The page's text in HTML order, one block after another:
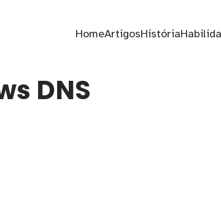
HomeArtigosHistória
DNS